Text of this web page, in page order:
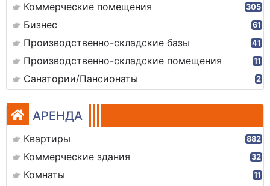
Коммерческие помещения 305
Бизнес 61
Производственно-складские базы 41
Производственно-складские помещения 11
Санатории/Пансионаты 2
АРЕНДА
Квартиры 882
Коммерческие здания 32
Комнаты 11